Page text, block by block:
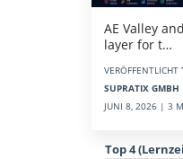
AE Valley
layer for t…
VERÖFFENTLICHT
SUPRATIX GMBH
JUNI 8, 2026 | 3
Top 4